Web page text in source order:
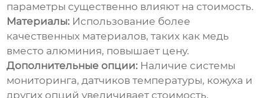
параметры существенно влияют на стоимость.
Материалы: Использование более
качественных материалов, таких как медь
вместо алюминия, повышает цену.
Дополнительные опции: Наличие системы
мониторинга, датчиков температуры, кожуха и
других опций увеличивает стоимость.